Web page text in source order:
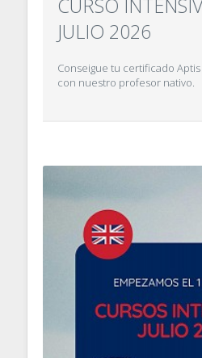
CURSO
JULIO 2026
Conseigue tu certificado
con nuestro profesor nativo.